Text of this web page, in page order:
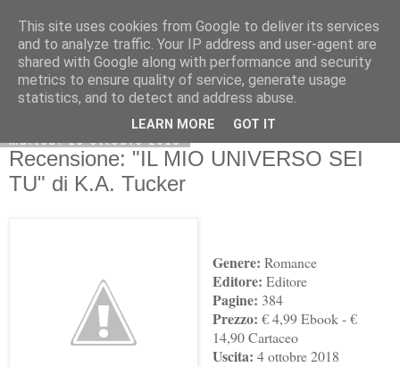
martedì 16 ottobre 2018
Recensione: "IL MIO UNIVERSO SEI
TU" di K.A. Tucker
Genere: Romance
Editore: Editore
Pagine: 384
Prezzo: € 4,99 Ebook - €
14,90 Cartaceo
Uscita: 4 ottobre 2018
This site uses cookies from Google to deliver its services
and to analyze traffic. Your IP address and user-agent are
shared with Google along with performance and security
metrics to ensure quality of service, generate usage
statistics, and to detect and address abuse.
LEARN MORE GOT IT